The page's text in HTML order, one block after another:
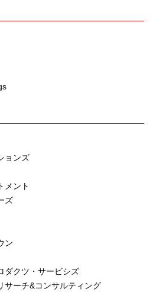
ョンズ
メント
ズ
ン
ダクツ・サービシズ
サーチ&コンサルティング